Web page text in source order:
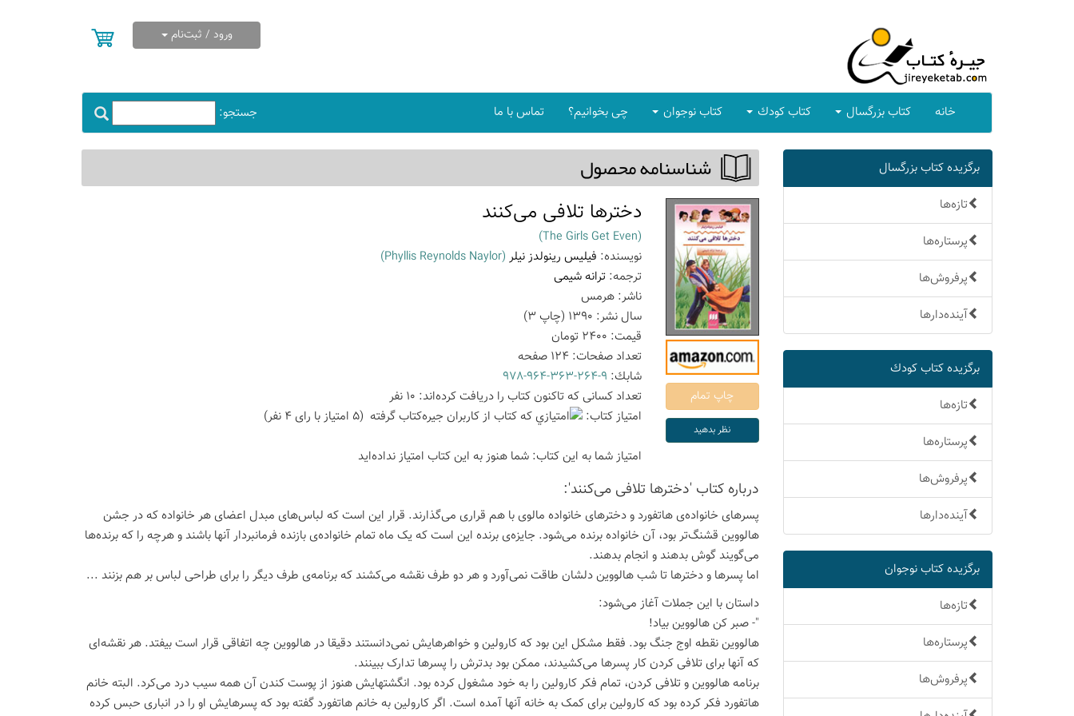
ورود / ثبت‌نام
جستجو: خانه كتاب بزرگسال كتاب كودك كتاب نوجوان چی بخوانیم؟ تماس با ما
برگزیده كتاب بزرگسال
تازه‌ها
پرستاره‌ها
پرفروش‌ها
آینده‌دارها
برگزیده كتاب كودك
تازه‌ها
پرستاره‌ها
پرفروش‌ها
آینده‌دارها
برگزیده كتاب نوجوان
تازه‌ها
پرستاره‌ها
پرفروش‌ها
شناسنامه محصول
دخترها تلافی می‌کنند
(The Girls Get Even)
نویسنده: فیلیس رینولدز نیلر (Phyllis Reynolds Naylor)
ترجمه: ترانه شیمی
ناشر: هرمس
سال نشر: 1390 (چاپ 3
)
قیمت: 2400 تومان
تعداد صفحات: 124 صفحه
شابك: 978-964-363-264-9
تعداد كسانی كه تاكنون كتاب را دریافت كرده‌اند: 10 نفر
امتیاز كتاب:
(5 امتیاز با رای 4 نفر)
امتیاز شما به این كتاب: شما هنوز به این كتاب امتیاز نداده‌اید
درباره كتاب 'دخترها تلافی می‌کنند':
پسرهای خانواده‌ی هاتفورد و دخترهای خانواده مالوی با هم قراری می‌گذارند. قرار این است که لباس‌های مبدل اعضای هر خانواده که در جشن
هالووین قشنگ‌تر بود، آن خانواده برنده می‌شود. جایزه‌ی برنده این است که یک ماه تمام خانواده‌ی بازنده فرمانبردار آنها باشند و هرچه را که برنده‌ها
می‌گویند گوش بدهند و انجام بدهند.
اما پسرها و دخترها تا شب هالووین دلشان طاقت نمی‌آورد و هر دو طرف نقشه می‌کشند که برنامه‌ی طرف دیگر را برای طراحی لباس بر هم بزنند ...
داستان با این جملات آغاز می‌شود:
"- صبر کن هالووین بیاد!
هالووین نقطه اوج جنگ بود. فقط مشکل این بود که کارولین و خواهرهایش نمی‌دانستند دقیقا در هالووین چه اتفاقی قرار است بیفتد. هر نقشه‌ای
که آنها برای تلافی کردن کار پسرها می‌کشیدند، ممکن بود بدترش را پسرها تدارک ببینند.
برنامه هالووین و تلافی کردن، تمام فکر کارولین را به خود مشغول کرده بود. انگشتهایش هنوز از پوست کندن آن همه سیب درد می‌کرد. البته خانم
هاتفورد فکر کرده بود که کارولین برای کمک به خانه آنها آمده است. اگر کارولین به خانم هاتفورد گفته بود که پسرهایش او را در انباری حبس کرده